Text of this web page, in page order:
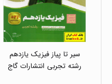
سیر تا پیاز فیزیک یازدهم
رشته تجربی انتشارات گاج